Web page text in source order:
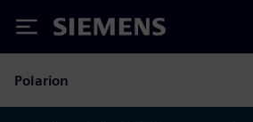
Siemens
Polarion